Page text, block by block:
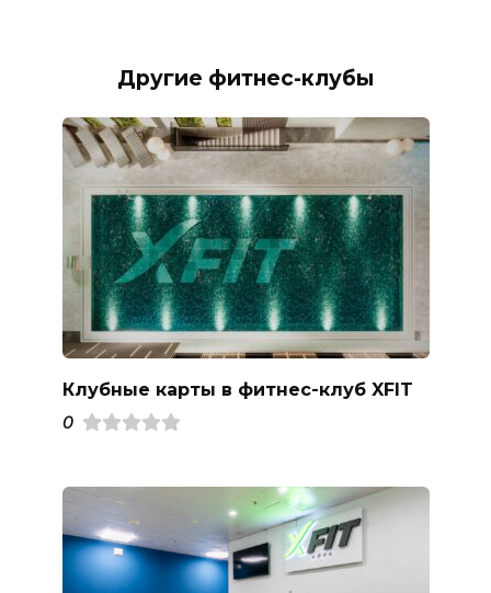
Другие фитнес-клубы
Клубные карты в фитнес-клуб XFIT
0